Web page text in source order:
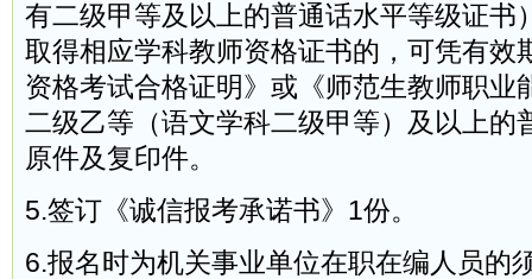
有二级甲等及以上的普通话水平等级证书
取得相应学科教师资格证书的，可凭有效
资格考试合格证明》或《师范生教师职业
二级乙等（语文学科二级甲等）及以上的
原件及复印件。
5.签订《诚信报考承诺书》1份。
6.报名时为机关事业单位在职在编人员的